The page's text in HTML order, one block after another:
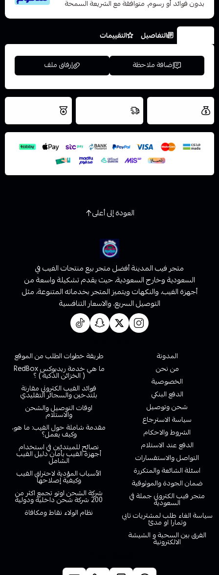
بدون فوائد أو رسوم. متوافقة مع الشريعة السمحة
التفاصيل التقييمات
إضافة ملاحظة إرفاق ملف
اسحب و افلت الملف هنا
استعراض
نتميز بلجودة
العودة إلى أعلى
متجر فيب المدينة أفضل متجر بيع منتجات الفيب في
السعودية وخارج السعودية، حيث يقدم تشكيلة واسعة من
أجهزة الفيب، والنكهات ويتميز المتجر بخدماته المتنوعة، مثل
التوصيل السريع، والاسعار التنافسية
المدونة
من نحن
الخصوصية
الدفع البنكي
شحن وتوصيل
سياسة الاسترجاع
الشروط والاحكام
الدفع عند الاستلام
التواصل والاستفسارات
اسئلة الشائعة والمتكررة
ضمان الجودة والموثوقية
متجر فيب الكتروني جملة في
السعودية
سياسة الغاء طلب لمشتريات تابي
وتمارا او مدئ
الفرق بين السحبة و الشيشة
الالكترونية
طريقة خطوات الطلب من الموقع
ما هي خدمة ريدبوكس RedBox
( الخزائن الذكية ) ؟
فوائد الفيب الكتروني مقارنة
بلتدخين والسجائر التقليدي
اوقات التوصيل والشحن
والاستلام
مقدمة شاملة حول الفيب: ما هو،
وكيف يعمل؟
نصائح للمبتدئين في استخدام
أجهزة الفيب بأمان دليل الفيب
الشامل
الأسباب المؤدية لاحتراق الفيب
وكيفية إصلاحها
شركة الشحن اوتو تجمع اكثر من
200 شركة شحن داخلية ودولية
نظام الولاء نقاط ومكافاة